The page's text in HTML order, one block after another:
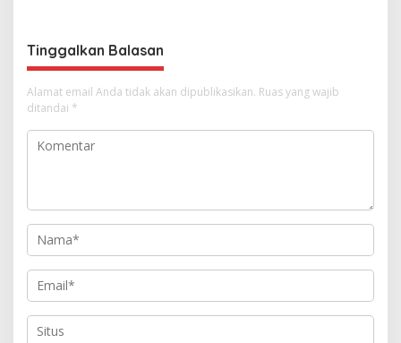
s
Tinggalkan Balasan
Alamat email Anda tidak akan dipublikasikan. Ruas yang wajib
ditandai *